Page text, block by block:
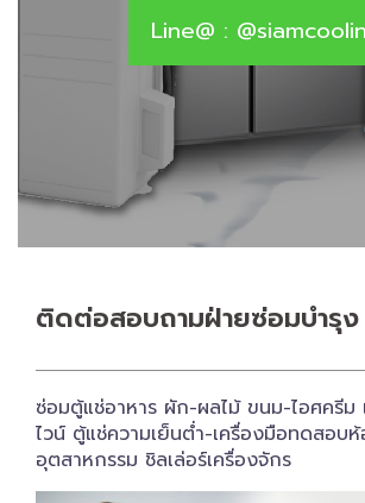
Line@ :
ติดต่อสอบถาม​ฝ่ายซ่อมบำรุง
ซ่อมตู้แช่อาหาร ผัก-ผลไม้ ขนม-ไอศครีม
ไวน์ ตู้แช่ความเย็นต่ำ-เครื่องมือทดสอบ
อุตสาหกรรม ชิลเล่อร์เครื่อง​จักร